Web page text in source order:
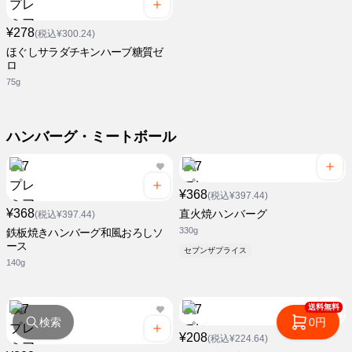
¥278(税込¥300.24)
ほぐしサラダチキンハーブ糖質ゼ
ロ
75g
ハンバーグ・ミートボール
¥368(税込¥397.44)
鉄板焼きハンバーグ和風おろしソ
ース
140g
¥368(税込¥397.44)
直火焼ハンバーグ
330g
セブンザプライス
¥208(税込¥224.64)
検索
送料無料
0円